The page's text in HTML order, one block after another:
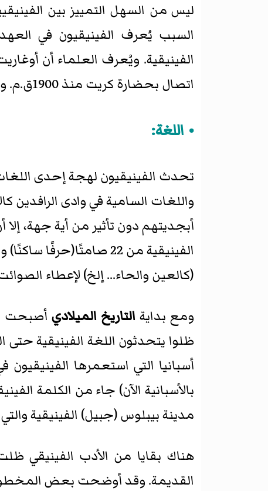
ليس من السهل التمييز بين
السبب يُعرف الفينيقيون في العهد
الفينيقية. ويُعرف العلماء أن
اتصال بحضارة كريت منذ 1900ق.م. وفي مابين عامي 1400م، و 1200ق.م. ازدهرت مُستعمرة مسينية في أوغاريت.
اللغة:
تحدث الفينيقيون لهجة إحدى اللغات
واللغات السامية في وادى الرافدين
أبجديتهم دون تأثير من أية جهة،
الفينيقية من 22
(كالعين والحاء... إلخ) لإعطاء
ومع بداية التاريخ الميلاديأصبحت
ظلوا يتحدثون اللغة الفينيقية
أسبانيا التي استعمرها
بالأسبانية الآن) جاء من الكلمة
مدينة بيبلوس (جبيل) الفينيقية
القديمة. وقد أوضحت بعض